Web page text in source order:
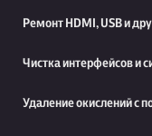
Ремонт HDMI, USB и
Чистка интерфейсов и
Удаление окислений с